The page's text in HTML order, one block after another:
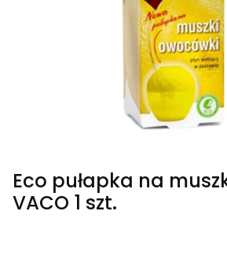
Eco pułapka na
VACO 1 szt.